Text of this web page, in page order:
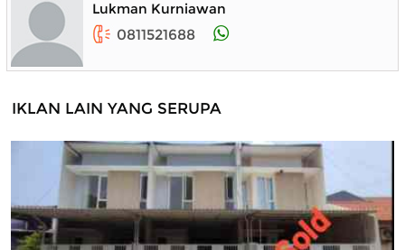
Lukman Kurniawan
0811521688
IKLAN LAIN YANG SERUPA